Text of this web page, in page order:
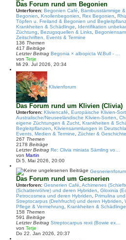
t
e
r
B
e
i
t
r
a
g
Das Forum rund um Begonien
Unterforen: Begonien Café Bambusstämmige
Begonien
Knollenbegonien Rex Begonien
Töpfen u. Freiland & Begonien und
Krankheiten & Schädlinge
Identifikation
Züchtung
Bezugsquellen & Links
Zeitschriften, Events & Termine
136 Themen
417 Beiträge
Letzter Beitrag Begonia × albopicta W.Bull - …
von Tetje
e
e
s
t
e
r
B
e
i
t
r
a
g
Mi 29. Jul 2026, 20:34
Klivienforum
Das Forum rund um Klivien (Clivia)
Unterforen: Kliviencafé Europäische Klivien-
Australische/Neuseeländische Klivien-Sorten
eigene Züchtungen & Zucht Krankheiten &
Begleitpflanzen
Kliviensammlungen in
Events, Medien & Termine
Züchter & Geschichte
267 Themen
2178 Beiträge
Letzter Beitrag Re: Clivia miniata Sämling vo…
von Martin
e
e
t
e
r
B
e
i
t
r
a
Di 5. Mai 2026, 20:00
Gesnerienforum
Das Forum rund um Gesnerien
Unterforen: Gesnerien Café Achimenes
(Schattenröhre) und deren Hybriden
Gloxinia
Petrocosmea und deren Hybriden
Primulina
Streptocarpus (Drehfrucht) und deren Hybriden
Pflege & Vermehrung
Krankheiten & Schädlinge
158 Themen
591 Beiträge
Letzter Beitrag Streptocarpus rexii (Bowie ex…
von Tetje
e
Do 22. Jan 2026, 20:37